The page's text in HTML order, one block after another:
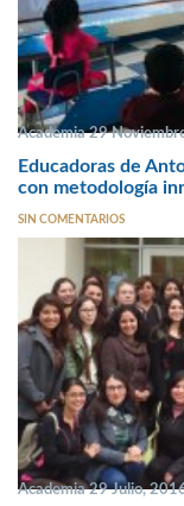
Academia 29
Educadoras de
con metodología
SIN COMENTARIOS
Academia 29 Julio,